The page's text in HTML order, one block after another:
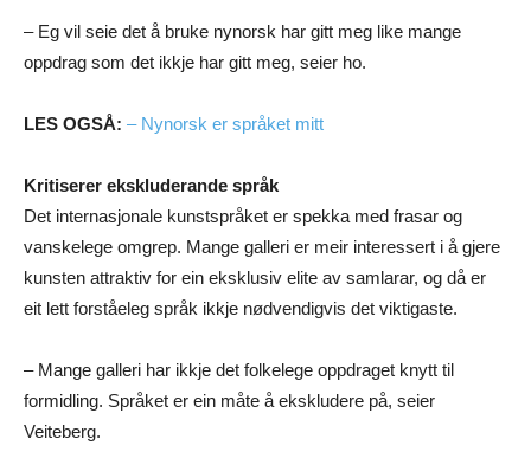
– Eg vil seie det å bruke nynorsk har gitt meg like mange
oppdrag som det ikkje har gitt meg, seier ho.
LES OGSÅ: – Nynorsk er språket mitt
Kritiserer ekskluderande språk
Det internasjonale kunstspråket er spekka med frasar og
vanskelege omgrep. Mange galleri er meir interessert i å gjere
kunsten attraktiv for ein eksklusiv elite av samlarar, og då er
eit lett forståeleg språk ikkje nødvendigvis det viktigaste.
– Mange galleri har ikkje det folkelege oppdraget knytt til
formidling. Språket er ein måte å ekskludere på, seier
Veiteberg.